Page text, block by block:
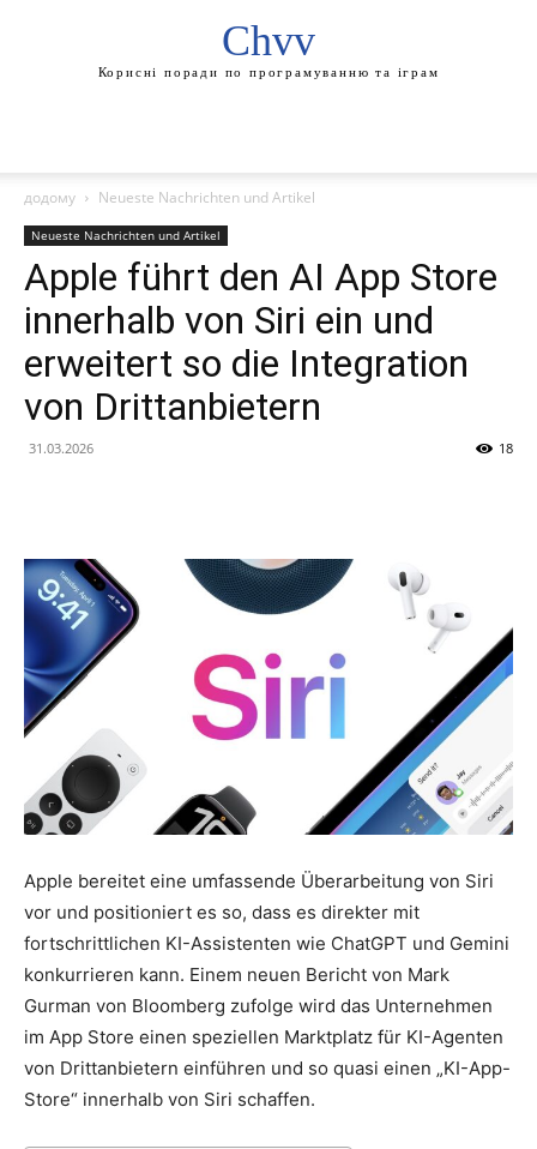
Chvv
Корисні поради по програмуванню та іграм
додому Neueste Nachrichten und Artikel
Neueste Nachrichten und Artikel
Apple führt den AI App Store
innerhalb von Siri ein und
erweitert so die Integration
von Drittanbietern
31.03.2026 18
Apple bereitet eine umfassende Überarbeitung von Siri
vor und positioniert es so, dass es direkter mit
fortschrittlichen KI-Assistenten wie ChatGPT und Gemini
konkurrieren kann. Einem neuen Bericht von Mark
Gurman von Bloomberg zufolge wird das Unternehmen
im App Store einen speziellen Marktplatz für KI-Agenten
von Drittanbietern einführen und so quasi einen „KI-App-
Store“ innerhalb von Siri schaffen.